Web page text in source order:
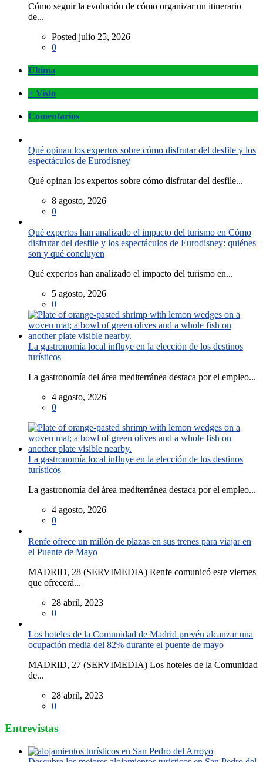
Cómo seguir la evolución de cómo organizar un itinerario
de...
Posted julio 25, 2026
0
Última
+ Visto
Comentarios
Qué opinan los expertos sobre cómo disfrutar del desfile y los
espectáculos de Eurodisney
Qué opinan los expertos sobre cómo disfrutar del desfile...
8 agosto, 2026
0
Qué expertos han analizado el impacto del turismo en Cómo
disfrutar del desfile y los espectáculos de Eurodisney: quiénes
son y qué concluyen
Qué expertos han analizado el impacto del turismo en...
5 agosto, 2026
0
La gastronomía local influye en la elección de los destinos
turísticos
La gastronomía del área mediterránea destaca por el empleo...
4 agosto, 2026
0
La gastronomía local influye en la elección de los destinos
turísticos
La gastronomía del área mediterránea destaca por el empleo...
4 agosto, 2026
0
Renfe ofrece un millón de plazas en sus trenes para viajar en
el Puente de Mayo
MADRID, 28 (SERVIMEDIA) Renfe comunicó este viernes
que ofrecerá...
28 abril, 2023
0
Los hoteles de la Comunidad de Madrid prevén alcanzar una
ocupación media del 82% durante el puente de mayo
MADRID, 27 (SERVIMEDIA) Los hoteles de la Comunidad
de...
28 abril, 2023
0
Entrevistas